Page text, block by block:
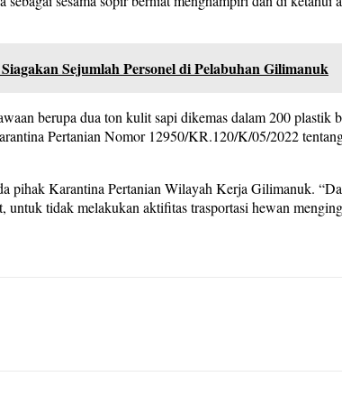
Sejumlah Personel di Pelabuhan Gilimanuk
berupa dua ton kulit sapi dikemas dalam 200
Pertanian Nomor 12950/KR.120/K/05/2022
pihak Karantina Pertanian Wilayah Kerja Gilimanuk.
tidak melakukan aktifitas trasportasi hewan